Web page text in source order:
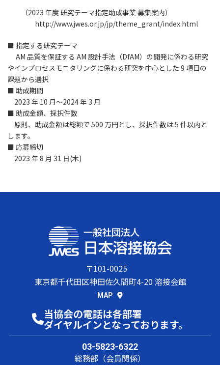
（2023 年度 研究テーマ指定助成事業 募集案内）
http://www.jwes.or.jp/jp/theme_grant/index.html
■ 指定する研究テーマ
AM 品質を保証する AM 設計手法（DfAM）の開発に係わる研究
やインプロセスモニタリングに係わる研究を中心とした 9 項目の
課題から選択
■ 助成期間
2023 年 10 月～2024 年 3 月
■ 助成金額、採択件数
原則、助成金額は総額で 500 万円とし、採択件数は 5 件以内と
します。
■ 応募締切
2023 年 8 月 31 日(木)
〒101-0025
東京都千代田区神田佐久間町4-20 溶接会館
MAP
当協会の電話は各部署
ダイヤルインとなっております。
03-5823-6322
総務部（会員関係）